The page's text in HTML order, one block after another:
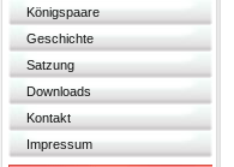
Königspaare
Geschichte
Satzung
Downloads
Kontakt
Impressum